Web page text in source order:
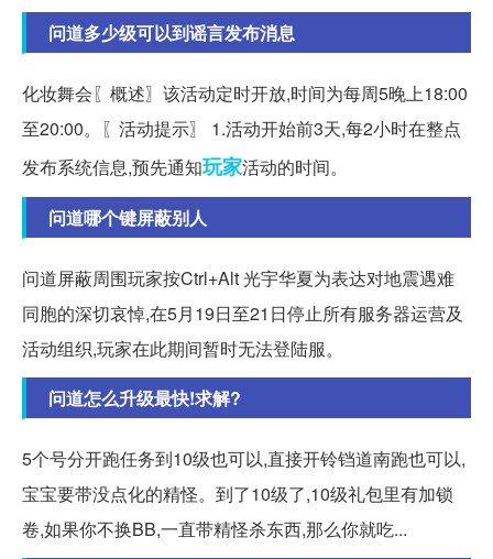
问道多少级可以到谣言发布消息
化妆舞会〖概述〗该活动定时开放,时间为每周5晚上18:00
至20:00。〖活动提示〗 1.活动开始前3天,每2小时在整点
发布系统信息,预先通知玩家活动的时间。
问道哪个键屏蔽别人
问道屏蔽周围玩家按Ctrl+Alt 光宇华夏为表达对地震遇难
同胞的深切哀悼,在5月19日至21日停止所有服务器运营及
活动组织,玩家在此期间暂时无法登陆服。
问道怎么升级最快!求解?
5个号分开跑任务到10级也可以,直接开铃铛道南跑也可以,
宝宝要带没点化的精怪。到了10级了,10级礼包里有加锁
卷,如果你不换BB,一直带精怪杀东西,那么你就吃...